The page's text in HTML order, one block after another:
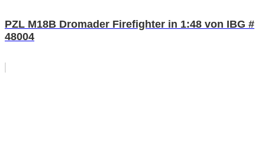
PZL M18B Dromader Firefighter in 1:48 von IBG #
48004